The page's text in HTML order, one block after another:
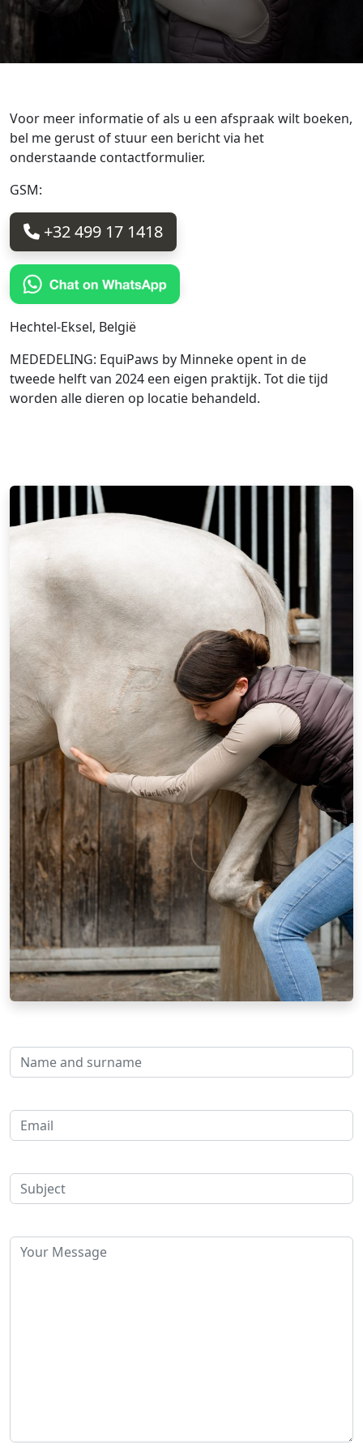
Voor meer informatie of als u een afspraak wilt boeken,
bel me gerust of stuur een bericht via het
onderstaande contactformulier.
GSM:
+32 499 17 1418
Hechtel-Eksel, België
MEDEDELING: EquiPaws by Minneke opent in de
tweede helft van 2024 een eigen praktijk. Tot die tijd
worden alle dieren op locatie behandeld.